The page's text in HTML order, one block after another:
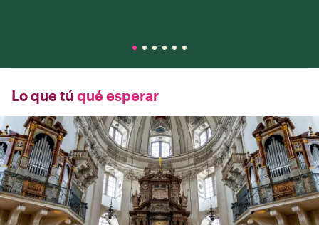
Lo que tú qué esperar